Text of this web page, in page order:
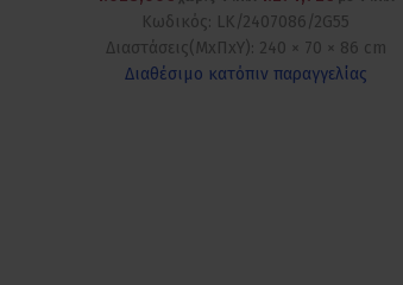
Κωδικός: LK/2407086/2G55
Διαστάσεις(ΜxΠxΥ): 240 × 70 × 86 cm
Διαθέσιμο κατόπιν παραγγελίας